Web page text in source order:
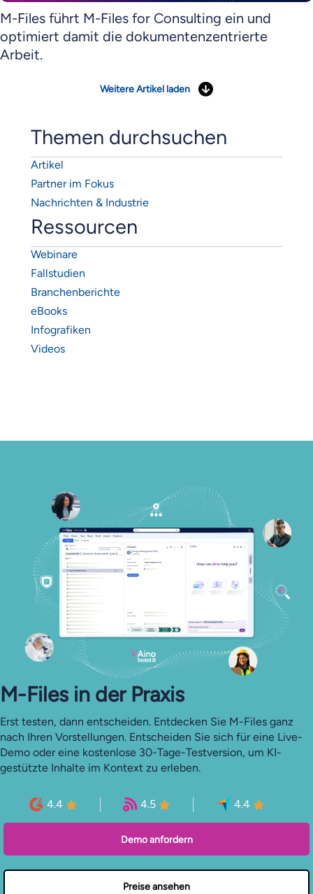
M-Files führt M-Files for Consulting ein und
optimiert damit die dokumentenzentrierte
Arbeit.
Weitere Artikel laden
Themen durchsuchen
Artikel
Partner im Fokus
Nachrichten & Industrie
Ressourcen
Webinare
Fallstudien
Branchenberichte
eBooks
Infografiken
Videos
M-Files in der Praxis
Erst testen, dann entscheiden. Entdecken Sie M-Files ganz
nach Ihren Vorstellungen. Entscheiden Sie sich für eine Live-
Demo oder eine kostenlose 30-Tage-Testversion, um KI-
gestützte Inhalte im Kontext zu erleben.
4.4 4.5 4.4
Demo anfordern
Preise ansehen